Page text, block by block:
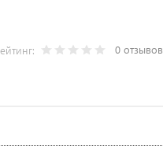
0 отзывов